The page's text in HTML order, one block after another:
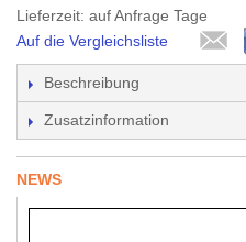
Lieferzeit: auf Anfrage Tage
Auf die Vergleichsliste
Beschreibung
Zusatzinformation
NEWS